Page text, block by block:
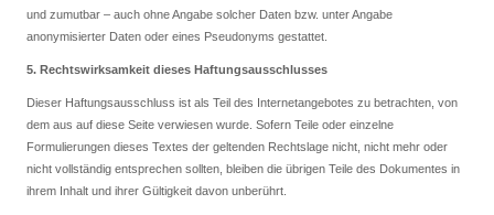
und zumutbar – auch ohne Angabe solcher Daten bzw. unter Angabe
anonymisierter Daten oder eines Pseudonyms gestattet.
5. Rechtswirksamkeit dieses Haftungsausschlusses
Dieser Haftungsausschluss ist als Teil des Internetangebotes zu betrachten, von
dem aus auf diese Seite verwiesen wurde. Sofern Teile oder einzelne
Formulierungen dieses Textes der geltenden Rechtslage nicht, nicht mehr oder
nicht vollständig entsprechen sollten, bleiben die übrigen Teile des Dokumentes in
ihrem Inhalt und ihrer Gültigkeit davon unberührt.